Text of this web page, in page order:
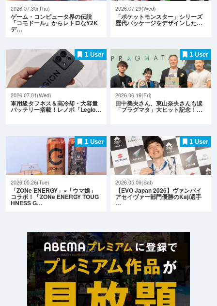
2026.07.30(Thu)
ゲーム・コンピュータ界の伝説
「コモドール」からレトロなY2K
デ…
2026.07.29(Wed)
「ポケットモンスター」シリーズ
歴代パッケージをデザインした…
1 User
2026.07.01(Wed)
軍用級タフネス＆高冷却・大容量
バッテリー搭載！レノボ「Legio…
1 User
2026.06.19(Fri)
田中美央さん、東山奈央さんも涙
「プラグマタ」大ヒット記念！…
1 User
2026.05.26(Tue)
「ZONe ENERGY」×「ウマ娘」
コラボ！「ZONe ENERGY TOUG
HNESS G…
1 User
2026.05.09(Sat)
【EVO Japan 2026】ヴァンパイ
アセイヴァー部門優勝のKaji選手
…